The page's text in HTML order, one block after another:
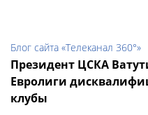
Блог сайта «Телеканал 360°»
Президент ЦСКА
Евролиги
клубы